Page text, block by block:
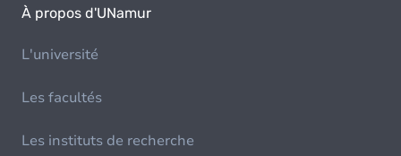
À propos d'UNamur
L'université
Les facultés
Les instituts de recherche